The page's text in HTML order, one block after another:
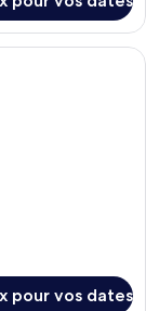
avec deux
pour vos dates